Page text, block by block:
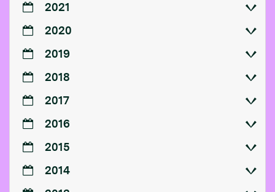
2021
2020
2019
2018
2017
2016
2015
2014